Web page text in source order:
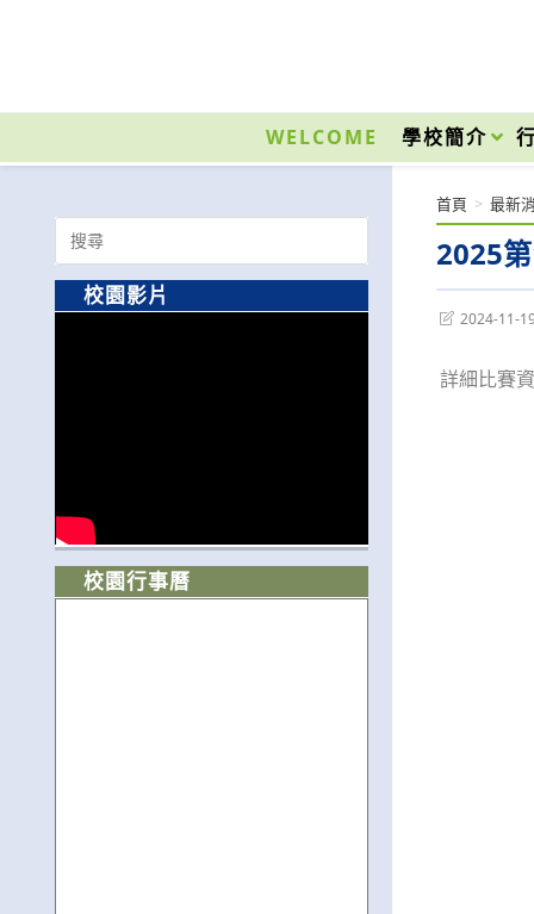
內
WELCOME 學校簡介
2025
首頁 > 最新
Post2024-11-
詳細比賽
Search
for:
校園影片
校園行事曆